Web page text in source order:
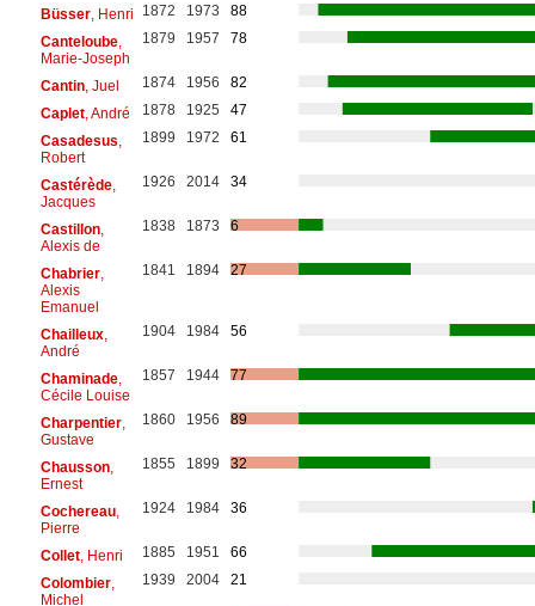
Büsser, Henri 1872 1973
88
Canteloube,
Marie-Joseph
1879 1957 78
Cantin, Juel 1874 1956
82
Caplet, André 1878 1925
47
Casadesus
Robert
1899 1972 61
Castérède,
Jacques
1926 2014 34
Castillon,
Alexis de
1838 1873 6
Chabrier,
Alexis
Emanuel
1841 1894 27
Chailleux,
André
1904 1984 56
Chaminade,
Cécile Louise
1857 1944 77
Charpentier,
Gustave
1860 1956 89
Chausson,
Ernest
1855 1899 32
Cochereau,
Pierre
1924 1984 36
Collet, Henri 1885 1951
66
Colombier,
Michel
1939 2004 21